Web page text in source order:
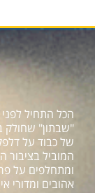
"שבתון" שחולק
של כבוד על
המוביל בציבור
ומתחלפים על
אהובים ומדורי